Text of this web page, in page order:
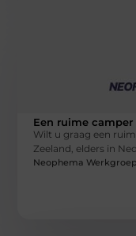
Een ruime
Wilt u graag een
Zeeland, elders in
Neophema Werkgroep